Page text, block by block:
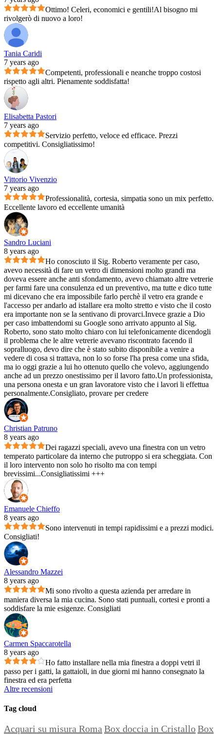
Ottimo! Celeri, economici e gentili!Al bisogno mi
rivolgerò di nuovo a loro!
Tania Caridi
7 years ago
Competenti, professionali e neanche troppo costosi
rispetto agli altri. Pienamente soddisfatta!
Elisabetta Pastori
7 years ago
Servizio perfetto, veloce ed efficace. Prezzi
competitivi. Consigliatissimo!
Vittorio Vivenzio
7 years ago
Professionalità, cortesia, simpatia sono un mix perfetto.
Eccellente lavoro ed eccellente umanità
Sandro Luciani
8 years ago
Ho conosciuto il Sig. Roberto veramente per caso,
avevo necessità di fare un vetro di dimensioni molto grandi ma
doveva essere anche anti sfondamento, avevo chiamato altre vetrerie
per farmi fare una consulenza ed un preventivo, ma tutte e dico tutte
mi dicevano che era impossibile farlo perchè il vetro era grande e
l'accesso per andarlo ad istallare era molto stretto e visto che il costo
era importante non se la sentivano di provarci.Invece grazie a Dio
per caso imbattendomi su Google sono arrivato appunto al Sig.
Roberto, sono stato molto chiaro con lui telefonicamente dicendogli
il problema che le altre vetrerie avevano riscontrato facendo il
sopralluogo, devo dire che è stato subito disponibile a venire a
vedere di cosa si trattava, non lo so forse l'ha presa come una sfida,
ma io oggi grazie a lui ho ottenuto quello che volevo, aggiungendo
anche ad un prezzo onestissimo per il lavoro fatto.Un professionista,
una persona onesta e un gran lavoratore visto che i lavori li effettua
personalmente.Consigliato, provare per credere
Christian Patruno
8 years ago
Dei ragazzi speciali, avevo una finestra con un vetro
temperato particolare da interno che putroppo si era scheggiata. Con
il loro intervento non solo ho risolto ma con tempi
brevissimi...Consigliatissimi +++
Emanuele Chieffo
8 years ago
Sono intervenuti in tempi rapidissimi e a prezzi modici.
Consigliati!
Alessandro Mazzei
8 years ago
Mi sono rivolto a questa azienda per arredare in
maniera diversa la mia cucina. Sono stati puntuali, cortesi e pronti a
soddisfare la mie esigenze. Consigliati
Carmen Spaccarotella
8 years ago
Ho fatto installare nella mia finestra a doppi vetri il
passo per i gatti, la gattaioli, in due giorni mi hanno consegnato la
finestra ed era perfetta
Altre recensioni
Tag cloud
Acquari su misura Roma Box doccia in CristalloBox